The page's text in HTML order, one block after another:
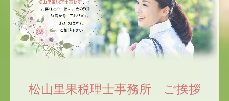
料金のご案内
税務トピックス
お問合せ
松山里果税理士事務所 ご挨拶